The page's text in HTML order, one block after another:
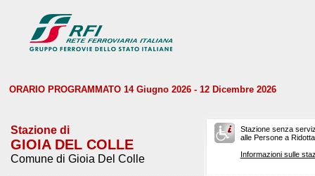
ORARIO PROGRAMMATO 14 Giugno 2026 - 12 Dicembre 2026
Stazione di
GIOIA DEL COLLE
Comune di Gioia Del Colle
Stazione senza
alle Persone a
Informazioni sulle